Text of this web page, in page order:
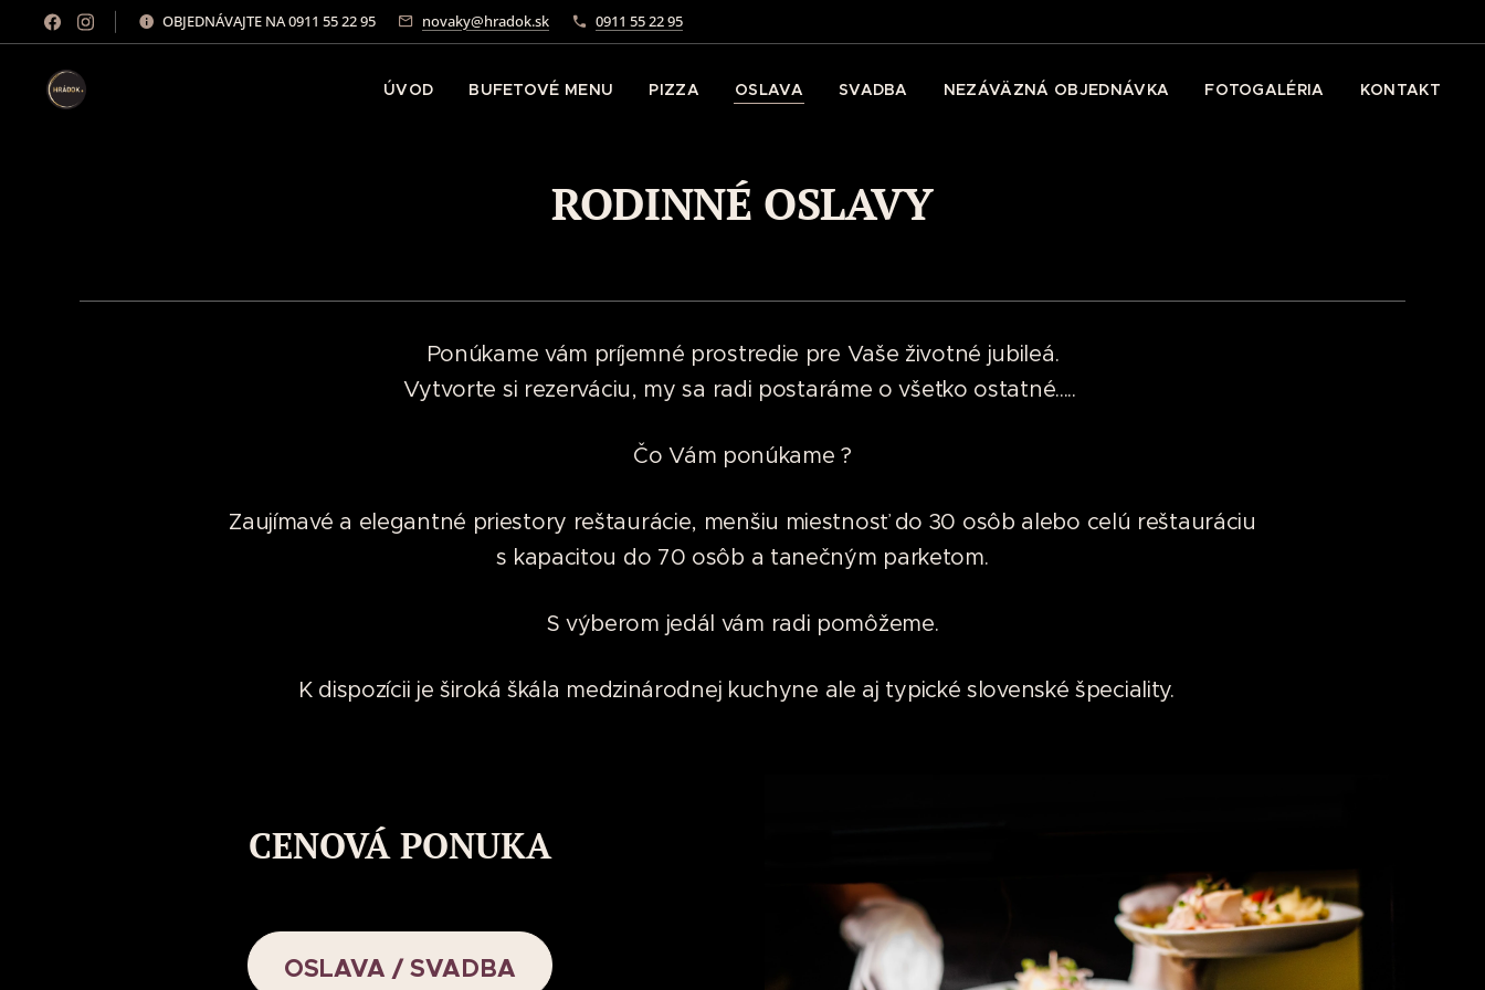
OBJEDNÁVAJTE NA 0911 55 22 95 novaky@hradok.sk 0911 55 22 95
ÚVOD BUFETOVÉ MENU PIZZA OSLAVA SVADBA NEZÁVÄZNÁ OBJEDNÁVKA FOTOGALÉRIA KONTAKT
RODINNÉ OSLAVY
Ponúkame vám príjemné prostredie pre Vaše životné jubileá.
Vytvorte si rezerváciu, my sa radi postaráme o všetko ostatné.....
Čo Vám ponúkame ?
Zaujímavé a elegantné priestory reštaurácie, menšiu miestnosť do 30 osôb alebo celú reštauráciu
s kapacitou do 70 osôb a tanečným parketom.
S výberom jedál vám radi pomôžeme.
K dispozícii je široká škála medzinárodnej kuchyne ale aj typické slovenské špeciality.
CENOVÁ PONUKA
OSLAVA / SVADBA